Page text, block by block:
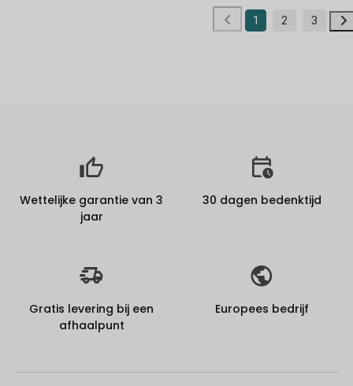
1 2 3
Wettelijke garantie van 3
jaar
30 dagen bedenktijd
Gratis levering bij een
afhaalpunt
Europees bedrijf